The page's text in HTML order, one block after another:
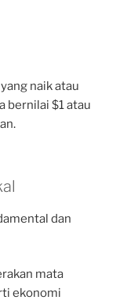
naik atau
bernilai $1 atau
dan
mata
ekonomi